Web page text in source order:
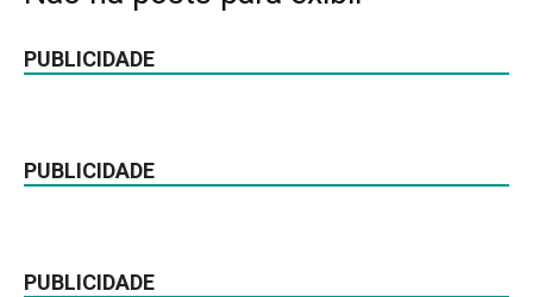
PUBLICIDADE
PUBLICIDADE
PUBLICIDADE